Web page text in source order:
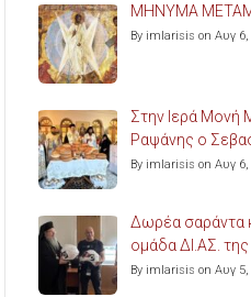
ΜΗΝΥΜΑ
By imlarisis on Αυγ 6,
Στην Ιερά
Ραψάνης ο
By imlarisis on Αυγ 6,
Δωρέα σαράντα
ομάδα ΔΙ.ΑΣ.
By imlarisis on Αυγ 5,